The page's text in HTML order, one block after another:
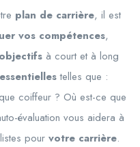
plan de carrière, il est
vos compétences,
objectifs à court et à long
telles que :
coiffeur ? Où est-ce que
évaluation vous aidera à
pour votre carrière.